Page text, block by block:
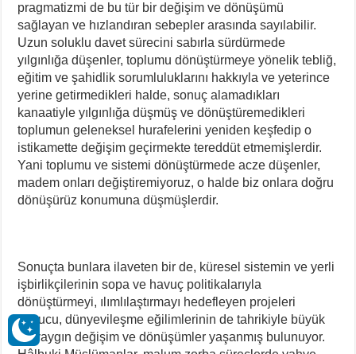
pragmatizmi de bu tür bir değişim ve dönüşümü
sağlayan ve hızlandıran sebepler arasında sayılabilir.
Uzun soluklu davet sürecini sabırla sürdürmede
yılgınlığa düşenler, toplumu dönüştürmeye yönelik tebliğ,
eğitim ve şahidlik sorumluluklarını hakkıyla ve yeterince
yerine getirmedikleri halde, sonuç alamadıkları
kanaatiyle yılgınlığa düşmüş ve dönüştüremedikleri
toplumun geleneksel hurafelerini yeniden keşfedip o
istikamette değişim geçirmekte tereddüt etmemişlerdir.
Yani toplumu ve sistemi dönüştürmede acze düşenler,
madem onları değiştiremiyoruz, o halde biz onlara doğru
dönüşürüz konumuna düşmüşlerdir.
Sonuçta bunlara ilaveten bir de, küresel sistemin ve yerli
işbirlikçilerinin sopa ve havuç politikalarıyla
dönüştürmeyi, ılımlılaştırmayı hedefleyen projeleri
sonucu, dünyevileşme eğilimlerinin de tahrikiyle büyük
ve yaygın değişim ve dönüşümler yaşanmış bulunuyor.